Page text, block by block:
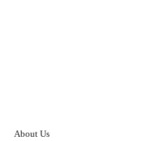
About Us